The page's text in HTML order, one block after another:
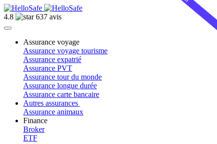
4.8 637 avis
Assurance voyage
Assurance voyage tourisme
Assurance expatrié
Assurance PVT
Assurance tour du monde
Assurance longue durée
Assurance carte bancaire
Autres assurances
Assurance animaux
Finance
Broker
ETF